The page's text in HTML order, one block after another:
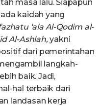
masa lalu. Siapapun
kaidah yang
‘ala Al-Qodim al-
Al-Ashlah,yakni
dari pemerintahan
langkah-
baik. Jadi,
hal terbaik dari
landasan kerja